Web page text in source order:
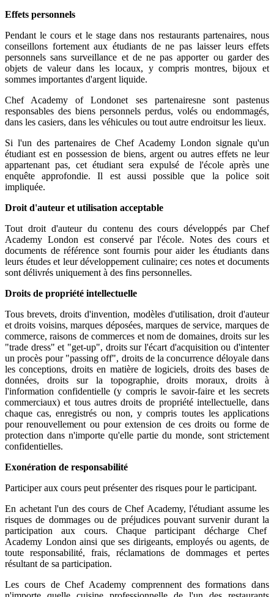
Effets personnels
Pendant le cours et le stage dans nos restaurants partenaires, nous
conseillons fortement aux étudiants de ne pas laisser leurs effets
personnels sans surveillance et de ne pas apporter ou garder des
objets de valeur dans les locaux, y compris montres, bijoux et
sommes importantes d'argent liquide.
Chef Academy of Londonet ses partenairesne sont pastenus
responsables des biens personnels perdus, volés ou endommagés,
dans les casiers, dans les véhicules ou tout autre endroitsur ​​les lieux.
Si l'un des partenaires de Chef Academy London signale qu'un
étudiant est en possession de biens, argent ou autres effets ne leur
appartenant pas, cet étudiant sera expulsé de l'école après une
enquête approfondie. Il est aussi possible que la police soit
impliquée.
Droit d'auteur et utilisation acceptable
Tout droit d'auteur du contenu des cours développés par Chef
Academy London est conservé par l'école. Notes des cours et
documents de référence sont fournis pour aider les étudiants dans
leurs études et leur développement culinaire; ces notes et documents
sont délivrés uniquement à des fins personnelles.
Droits de propriété intellectuelle
Tous brevets, droits d'invention, modèles d'utilisation, droit d'auteur
et droits voisins, marques déposées, marques de service, marques de
commerce, raisons de commerces et nom de domaines, droits sur les
"trade dress" et "get-up", droits sur l'écart d'acquisition ou d'intenter
un procès pour "passing off", droits de la concurrence déloyale dans
les conceptions, droits en matière de logiciels, droits des bases de
données, droits sur la topographie, droits moraux, droits à
l'information confidentielle (y compris le savoir-faire et les secrets
commerciaux) et tous autres droits de propriété intellectuelle, dans
chaque cas, enregistrés ou non, y compris toutes les applications
pour renouvellement ou pour extension de ces droits ou forme de
protection dans n'importe qu'elle partie du monde, sont strictement
confidentielles.
Exonération de responsabilité
Participer aux cours peut présenter des risques pour le participant.
En achetant l'un des cours de Chef Academy, l'étudiant assume les
risques de dommages ou de préjudices pouvant survenir durant la
participation aux cours. Chaque participant décharge Chef
Academy London ainsi que ses dirigeants, employés ou agents, de
toute responsabilité, frais, réclamations de dommages et pertes
résultant de sa participation.
Les cours de Chef Academy comprennent des formations dans